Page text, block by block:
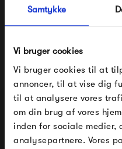
Samtykke
Vi bruger cookies
Vi bruger cookies til at
annoncer, til at vise dig
til at analysere vores
om din brug af vores
inden for sociale medier,
analysepartnere. Vores
design og den viden om
tekstildesignere.
Se alle varer
Produkter
FÅ 10% PÅ
Indtast din e-mail, så